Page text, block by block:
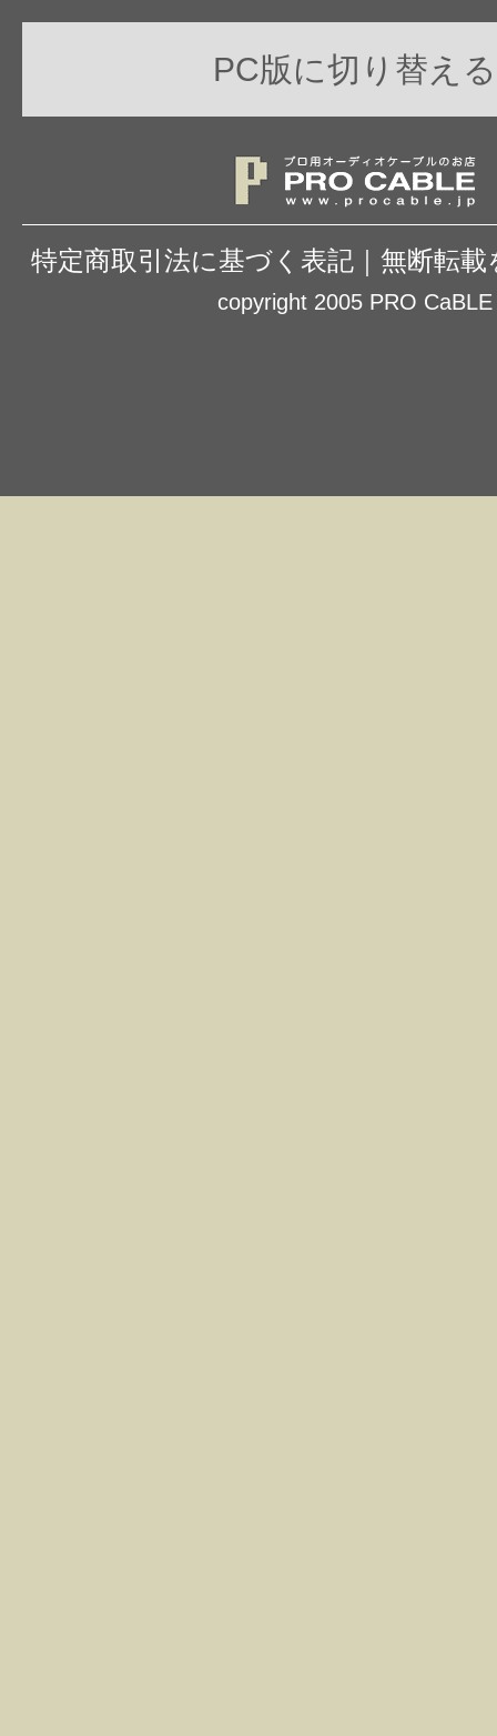
PC版に切り替える
特定商取引法に基づく表記 無断転載
copyright 2005 PRO CaBLE